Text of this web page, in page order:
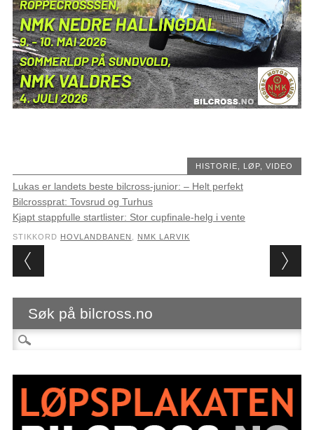
HISTORIE LØP ,VIDEO
Lukas er landets beste bilcross-junior: – Helt perfekt
Bilcrossprat: Tovsrud og Turhus
Kjapt stappfulle startlister: Stor cupfinale-helg i vente
STIKKORD HOVLANDBANEN NMK LARVIK
Post navigation
Søk på bilcross.no
Søk etter: